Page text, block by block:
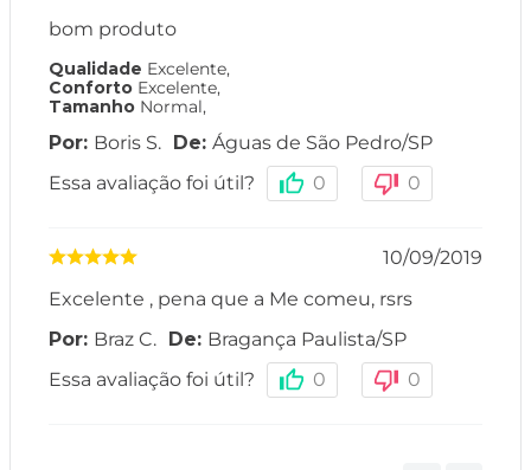
bom produto
Qualidade Excelente,
Conforto Excelente,
Tamanho Normal,
Boris S. Águas de São Pedro/SP
Essa avaliação foi útil?
0 0
10/09/2019
Excelente , pena que a Me comeu, rsrs
Braz C.
Bragança Paulista/SP
Essa avaliação foi útil?
0 0